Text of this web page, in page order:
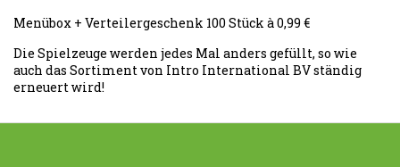
Menübox + Verteilergeschenk 100 Stück à 0,99 €
Die Spielzeuge werden jedes Mal anders gefüllt, so wie
auch das Sortiment von Intro International BV ständig
erneuert wird!